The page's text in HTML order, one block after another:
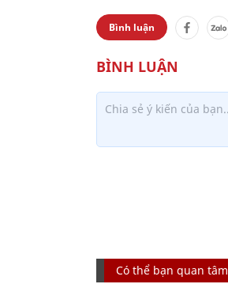
Bình luận
Có thể bạn quan tâm